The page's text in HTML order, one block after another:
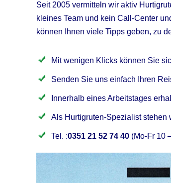
Seit 2005 vermitteln wir aktiv
kleines Team und kein Call-Center
können Ihnen viele Tipps geben, zu
Mit wenigen Klicks können Sie
Senden Sie uns einfach Ihren
Innerhalb eines Arbeitstages
Als Hurtigruten-Spezialist stehen
Tel. :0351 21 52 74 40 (Mo-Fr 10